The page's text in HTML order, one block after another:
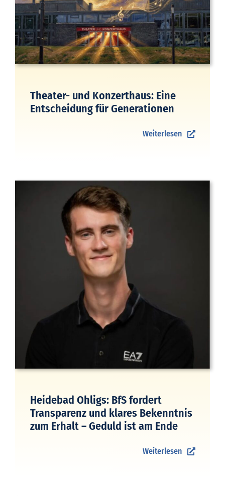
Theater- und Konzerthaus: Eine
Entscheidung für Generationen
Weiterlesen
Heidebad Ohligs: BfS fordert
Transparenz und klares Bekenntnis
zum Erhalt – Geduld ist am Ende
Weiterlesen